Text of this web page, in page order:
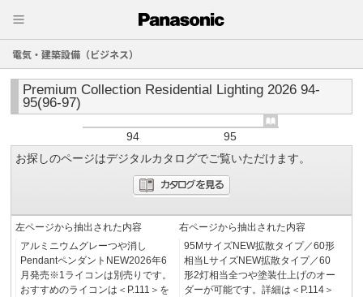
電気・建築設備（ビジネス）
Premium Collection Residential Lighting 2026 94-
95(96-97)
94
95
お探しのページはデジタルカタログでご覧いただけます。
左ページから抽出された内容
アルミニウムグレーつや消し
PendantペンダントNEW2026年6
月発売※1ライコンは別売りです。
おすすめのライコンは＜P.111＞を
右ページから抽出された内容
95MサイズNEW拡散タイプ／60形
相当LサイズNEW拡散タイプ／60
形2灯相当全つや塗装仕上げのオー
ダーが可能です。詳細は＜P.114＞